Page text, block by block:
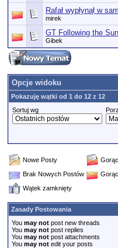
Rafał wypłynął w
mirek
GT Following the Sun
Gibek
Opcje widoku
Pokazuję wątki od 1 do 12 z 12
Sortuj wg
Nowe Posty
Brak Nowych Postów
Wątek zamknięty
Zasady Postowania
You may not post new threads
You may not post replies
You may not post attachments
You may not edit your posts